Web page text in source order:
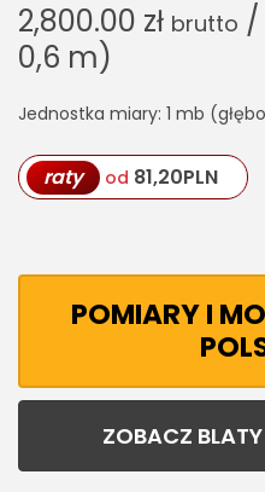
2,800.00 zł brutto /
0,6 m)
Jednostka miary: 1 mb
raty od 81,20PLN
POMIARY I
ZOBACZ